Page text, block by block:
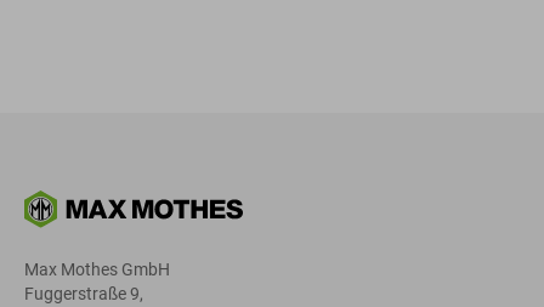
Max Mothes GmbH
Fuggerstraße 9,